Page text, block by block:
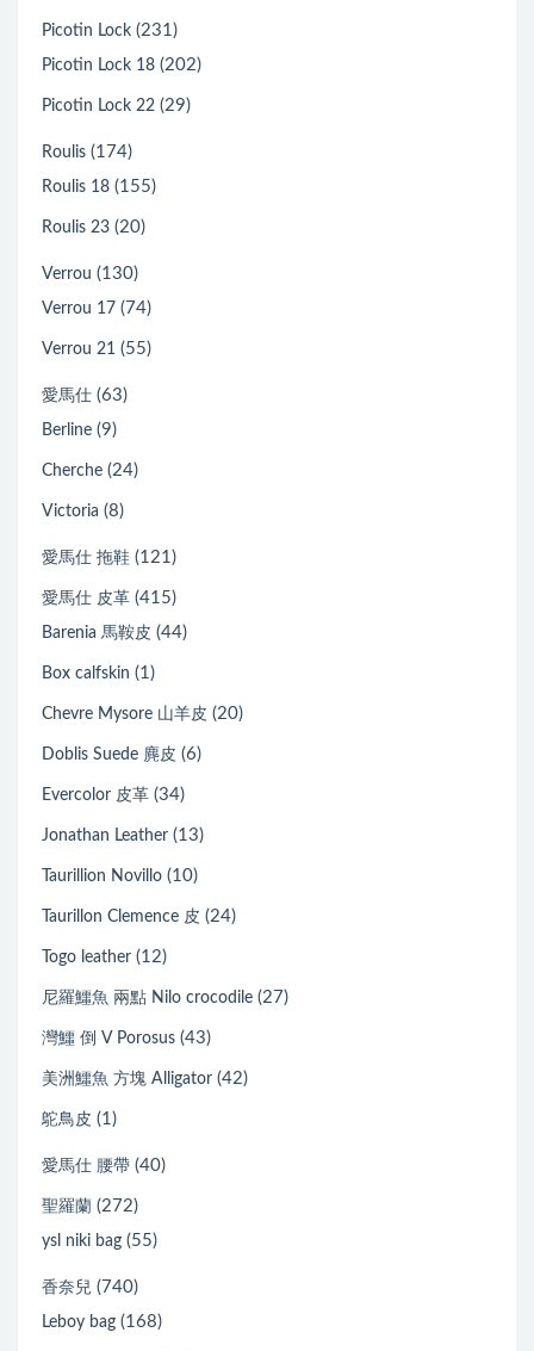
Picotin Lock (231)
Picotin Lock 18 (202)
Picotin Lock 22 (29)
Roulis (174)
Roulis 18 (155)
Roulis 23 (20)
Verrou (130)
Verrou 17 (74)
Verrou 21 (55)
愛馬仕 (63)
Berline (9)
Cherche (24)
Victoria (8)
愛馬仕 拖鞋 (121)
愛馬仕 皮革 (415)
Barenia 馬鞍皮 (44)
Box calfskin (1)
Chevre Mysore 山羊皮 (20)
Doblis Suede 麂皮 (6)
Evercolor 皮革 (34)
Jonathan Leather (13)
Taurillion Novillo (10)
Taurillon Clemence 皮 (24)
Togo leather (12)
尼羅鱷魚 兩點 Nilo crocodile (27)
灣鱷 倒 V Porosus (43)
美洲鱷魚 方塊 Alligator (42)
鴕鳥皮 (1)
愛馬仕 腰帶 (40)
聖羅蘭 (272)
ysl niki bag (55)
香奈兒 (740)
Leboy bag (168)